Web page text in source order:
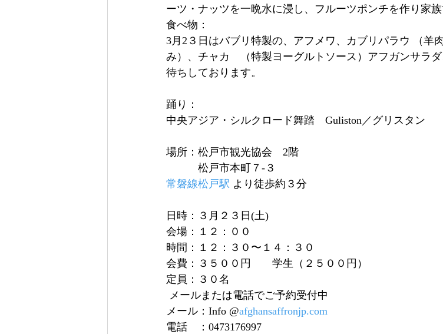
ーツ・ナッツを一晩水に浸し、フルーツポンチを作り家族
食べ物：
3月2３日はバブリ特製の、アフメワ、カブリパラウ （羊
み）、チャカ　（特製ヨーグルトソース）アフガンサラ
待ちしております。
踊り：
中央アジア・シルクロード舞踏　Guliston／グリスタン
場所：松戸市観光協会　2階
松戸市本町７-３
常磐線松戸駅 より徒歩約３分
日時：３月２３日(土)
会場：１２：００
時間：１２：３０〜１４：３０
会費：３５００円　　学生（２５００円）
定員：３０名
メールまたは電話でご予約受付中
メール：Info @afghansaffronjp.com
電話　：0473176997